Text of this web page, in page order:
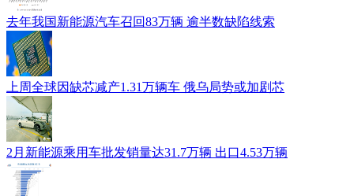
去年我国新能源汽车召回83万辆 逾半数缺陷线索
上周全球因缺芯减产1.31万辆车 俄乌局势或加剧芯
2月新能源乘用车批发销量达31.7万辆 出口4.53万辆